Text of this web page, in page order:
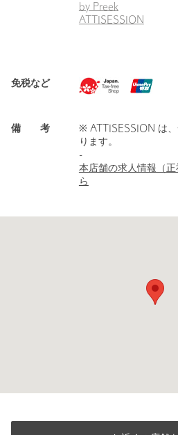
by Preek
ATTISESSION
免税など
備 考
※ ATTISESSION は
ります。
-
本店舗の求人情報（
ら